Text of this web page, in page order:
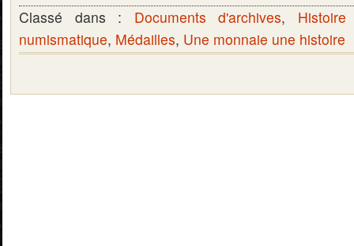
Classé dans : Documents d'archives,
numismatique, Médailles, Une monnaie une histoire